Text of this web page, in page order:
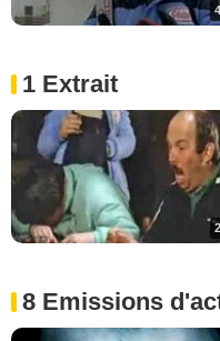
1 Extrait
8 Emissions